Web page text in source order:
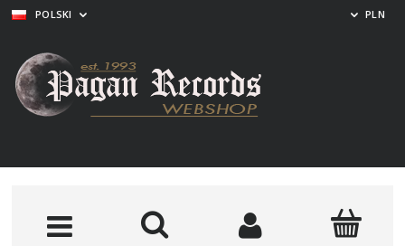
POLSKI PLN